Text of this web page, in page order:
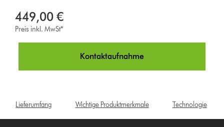
449,00 €
Preis inkl. MwSt*
Kontaktaufnahme
Lieferumfang Wichtige Produktmerkmale Technologie